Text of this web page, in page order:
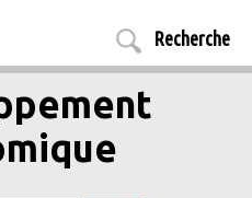
Recherche